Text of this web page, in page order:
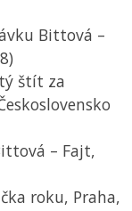
Bittová –
štít za
– Fajt,
roku, Praha,